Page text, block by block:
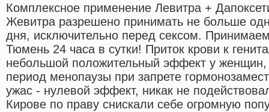
Комплексное применение Левитра +
Жевитра разрешено принимать не больше
дня, исключительно перед сексом.
Тюмень 24 часа в сутки! Приток крови к
небольшой положительный эффект у
период менопаузы при запрете
ужас - нулевой эффект, никак не
Кирове по праву снискали себе огромную